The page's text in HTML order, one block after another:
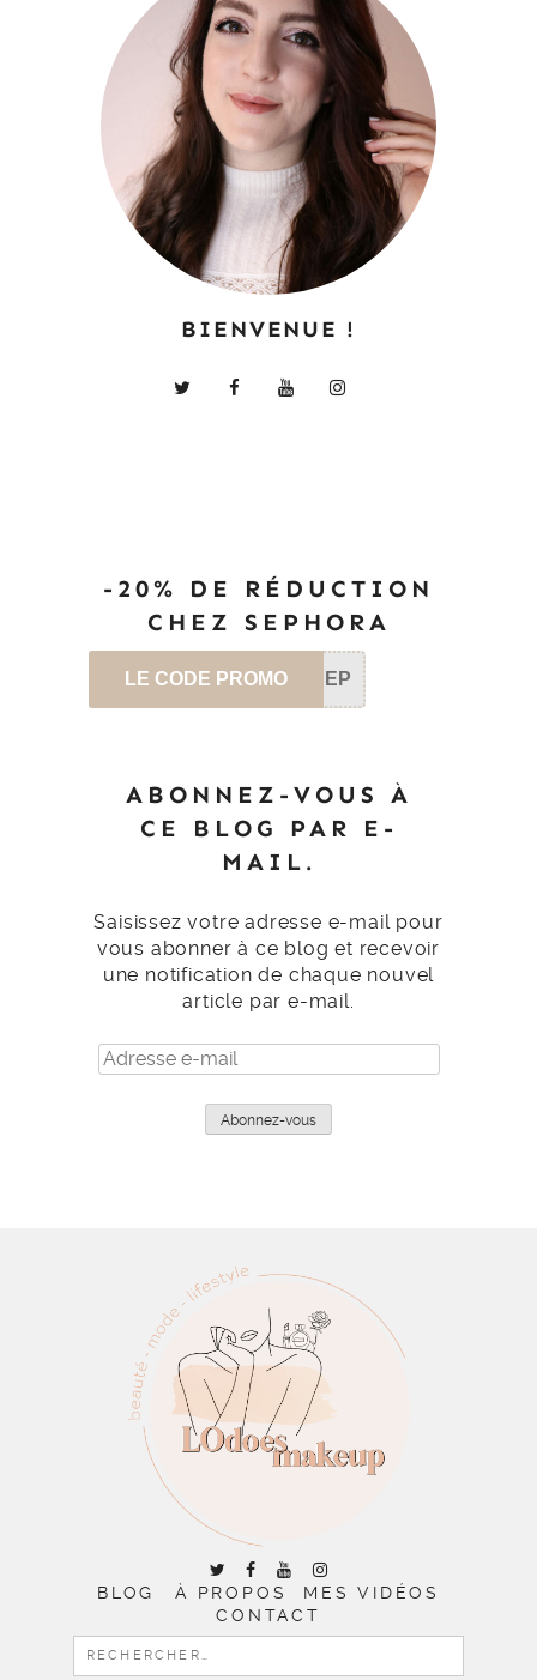
BIENVENUE !
-20% DE RÉDUCTION
CHEZ SEPHORA
LE CODE PROMO SEP
ABONNEZ-VOUS À
CE BLOG PAR E-
MAIL.
Saisissez votre adresse e-mail pour
vous abonner à ce blog et recevoir
une notification de chaque nouvel
article par e-mail.
Adresse
e-
Abonnez-vous
BLOG À PROPOS
MES VIDÉOS
CONTACT
RECHERCHER :